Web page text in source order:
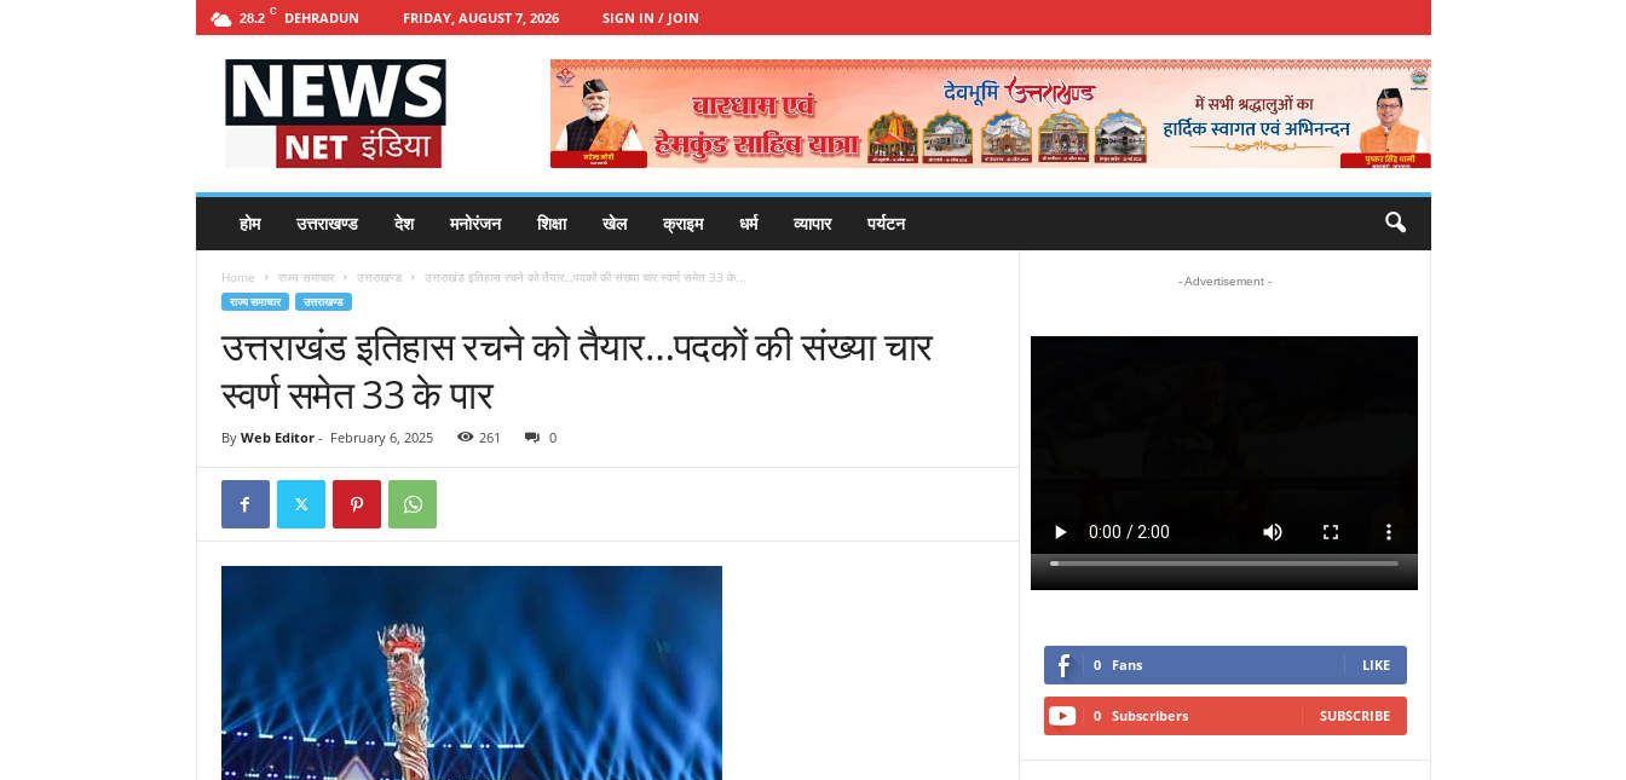
28.2 C DEHRADUN FRIDAY, AUGUST 7, 2026 SIGN IN / JOIN
n
a
होम उत्तराखण्ड देश मनोरंजन शिक्षा खेल क्राइम धर्म व्यापार पर्यटन
Home राज्य समाचार उत्तराखण्ड उत्तराखंड इतिहास रचने को तैयार…पदकों की संख्या चार स्वर्ण समेत 33 के...
राज्य समाचार उत्तराखण्ड
उत्तराखंड इतिहास रचने को तैयार…पदकों की संख्या चार
स्वर्ण समेत 33 के पार
By Web Editor- February 6, 2025 261 0
- Advertisement -
0 Fans LIKE
0 Subscribers SUBSCRIBE